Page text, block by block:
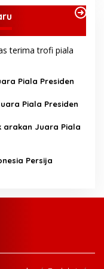
Piala Presiden
Piala Presiden
arakan Juara Piala
Persija